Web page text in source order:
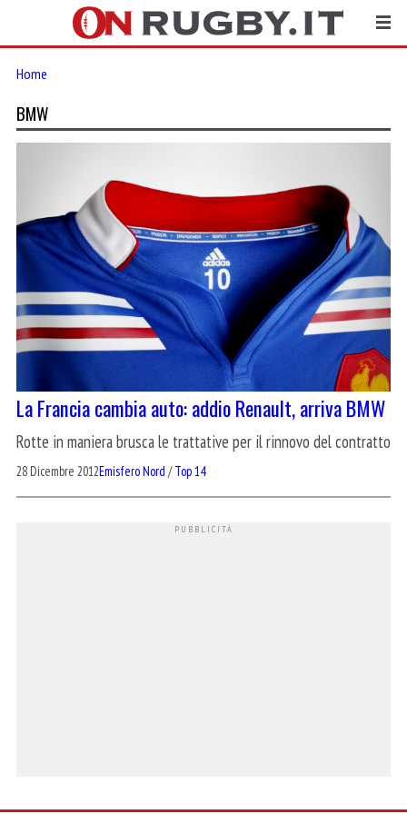
Home
BMW
La Francia cambia auto: addio Renault, arriva BMW
Rotte in maniera brusca le trattative per il rinnovo del contratto
28 Dicembre 2012Emisfero Nord /Top 14